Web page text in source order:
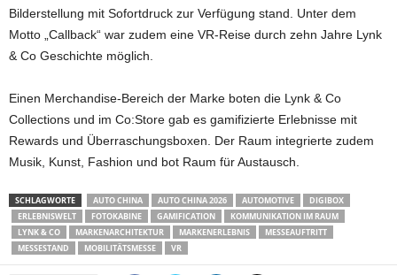
Bilderstellung mit Sofortdruck zur Verfügung stand. Unter dem
Motto „Callback“ war zudem eine VR-Reise durch zehn Jahre Lynk
& Co Geschichte möglich.
Einen Merchandise-Bereich der Marke boten die Lynk & Co
Collections und im Co:Store gab es gamifizierte Erlebnisse mit
Rewards und Überraschungsboxen. Der Raum integrierte zudem
Musik, Kunst, Fashion und bot Raum für Austausch.
SCHLAGWORTE AUTO CHINA AUTO CHINA 2026 AUTOMOTIVE
DIGIBOX
ERLEBNISWELT
FOTOKABINE GAMIFICATION
KOMMUNIKATION IM RAUM
LYNK & CO
MARKENARCHITEKTUR MARKENERLEBNIS
MESSEAUFTRITT
MESSESTAND
MOBILITÄTSMESSE VR